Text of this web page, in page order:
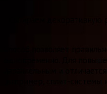
Способ позволяет
одновременно. Для
параллельным и